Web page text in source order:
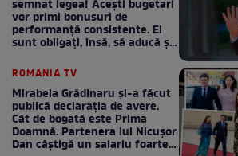
semnat legea! Acești bugetari
vor primi bonusuri de
performanță consistente. Ei
sunt obligați, însă, să aducă și
ROMANIA TV
Mirabela Grădinaru și-a făcut
publică declarația de avere.
Cât de bogată este Prima
Doamnă. Partenera lui Nicușor
Dan câștigă un salariu foarte